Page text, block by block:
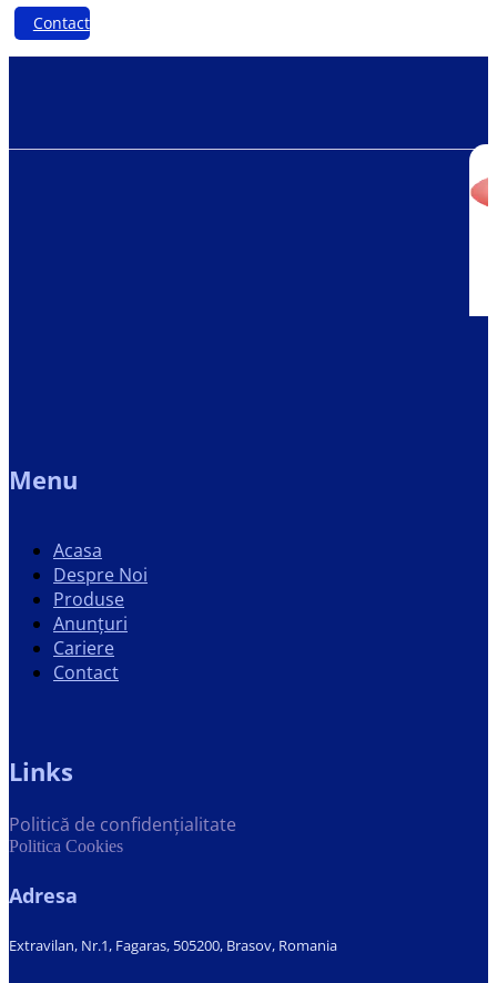
Contact
Menu
Acasa
Despre Noi
Produse
Anunțuri
Cariere
Contact
Links
Politică de confidențialitate
Politica Cookies
Adresa
Extravilan, Nr.1, Fagaras, 505200, Brasov, Romania